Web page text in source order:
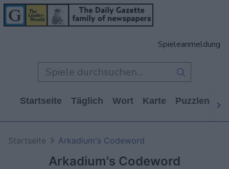
Spieleanmeldung
Startseite Täglich Wort Karte Puzzlen
Arkadium's Codeword
Startseite Arkadium's Codeword